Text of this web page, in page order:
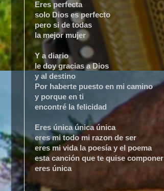
Eres perfecta
solo Dios es perfecto
pero si de todas
la mejor mujer
Y a diario
le doy gracias a Dios
y al destino
Por haberte puesto en mi camino
y porque en ti
encontré la felicidad
Eres única única única
eres mi todo mi razon de ser
eres mi vida la poesía y el poema
esta canción que te quise componer
eres única